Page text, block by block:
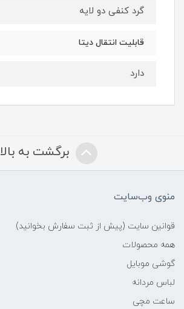
گرد کنفی دو لایه
قابلیت انتقال دیتا
دارد
برگشت به بالا
منوی وب‌سایت
قوانین سایت (پیش از ثبت سفارش بخوانید)
همه محصولات
گوشی موبایل
لباس مردانه
ساعت مچی